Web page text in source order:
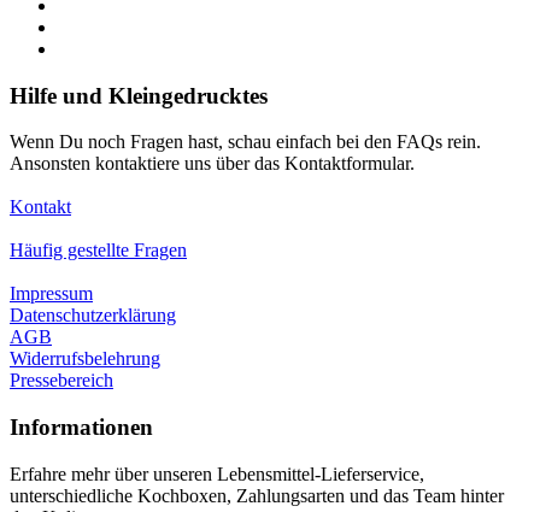
Hilfe und Kleingedrucktes
Wenn Du noch Fragen hast, schau einfach bei den FAQs rein.
Ansonsten kontaktiere uns über das Kontaktformular.
Kontakt
Häufig gestellte Fragen
Impressum
Datenschutzerklärung
AGB
Widerrufsbelehrung
Pressebereich
Informationen
Erfahre mehr über unseren Lebensmittel-Lieferservice,
unterschiedliche Kochboxen, Zahlungsarten und das Team hinter